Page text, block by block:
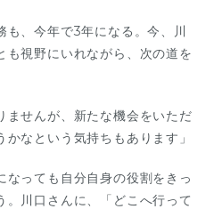
も、今年で3年になる。今、川
も視野にいれながら、次の道を
ませんが、新たな機会をいただ
なという気持ちもあります」
なっても自分自身の役割をきっ
。川口さんに、「どこへ行って